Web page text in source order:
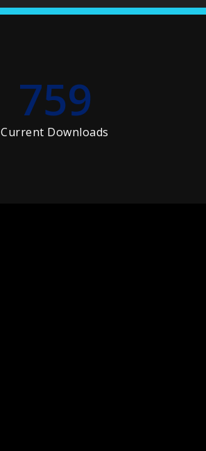
759
Current Downloads